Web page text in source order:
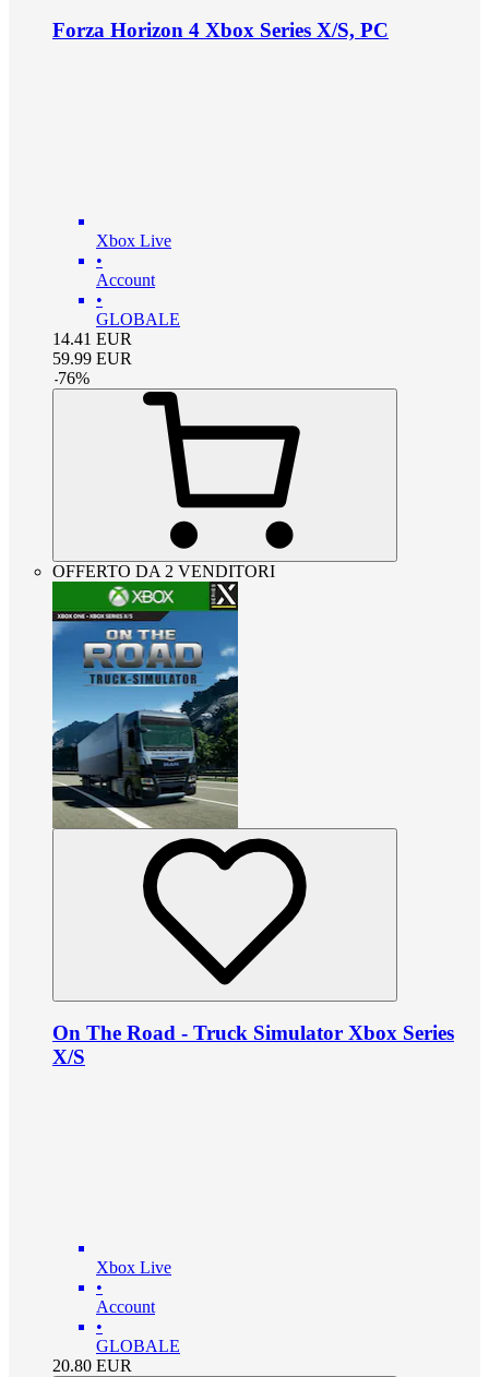
Forza Horizon 4 Xbox Series X/S, PC
Xbox Live
•
Account
•
GLOBALE
14.41 EUR
59.99 EUR
-76%
OFFERTO DA 2 VENDITORI
On The Road - Truck Simulator Xbox Series
X/S
Xbox Live
•
Account
•
GLOBALE
20.80 EUR